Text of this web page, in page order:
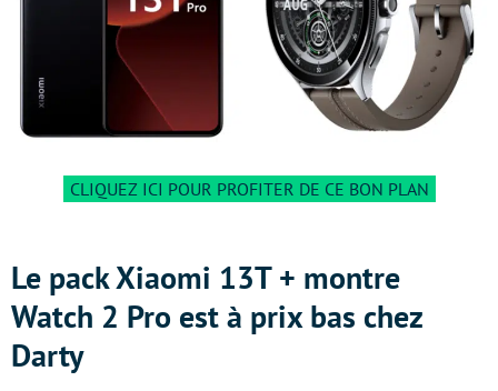
CLIQUEZ ICI POUR PROFITER DE CE BON PLAN
Le pack Xiaomi 13T + montre
Watch 2 Pro est à prix bas chez
Darty